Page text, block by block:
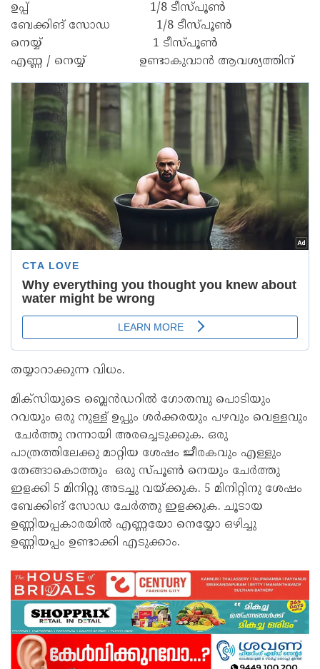
ഉപ്പ് 1/8 ടീസ്പൂൺ
ബേക്കിങ് സോഡ 1/8 ടീസ്പൂൺ
നെയ്യ് 1 ടീസ്പൂൺ
എണ്ണ / നെയ്യ് ഉണ്ടാകുവാൻ ആവശ്യത്തിന്
തയ്യാറാക്കുന്ന വിധം.
മിക്സിയുടെ ബ്ലെൻഡറിൽ ഗോതമ്പു പൊടിയും
റവയും ഒരു നുള്ള് ഉപ്പും ശർക്കരയും പഴവും വെള്ളവും
ചേർത്തു നന്നായി അരച്ചെടുക്കുക. ഒരു
പാത്രത്തിലേക്കു മാറ്റിയ ശേഷം ജീരകവും എള്ളും
തേങ്ങാകൊത്തും ഒരു സ്പൂൺ നെയും ചേർത്തു
ഇളക്കി 5 മിനിറ്റു അടച്ചു വയ്ക്കുക. 5 മിനിറ്റിനു ശേഷം
ബേക്കിങ് സോഡ ചേർത്തു ഇളക്കുക. ചൂടായ
ഉണ്ണിയപ്പകാരയിൽ എണ്ണയോ നെയ്യോ ഒഴിച്ചു
ഉണ്ണിയപ്പം ഉണ്ടാക്കി എടുക്കാം.